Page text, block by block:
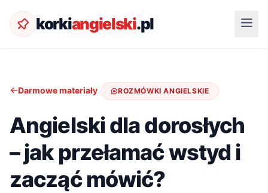
korkiangielski.pl
Darmowe materiały ROZMÓWKI ANGIELSKIE
Angielski dla dorosłych
– jak przełamać wstyd i
zacząć mówić?